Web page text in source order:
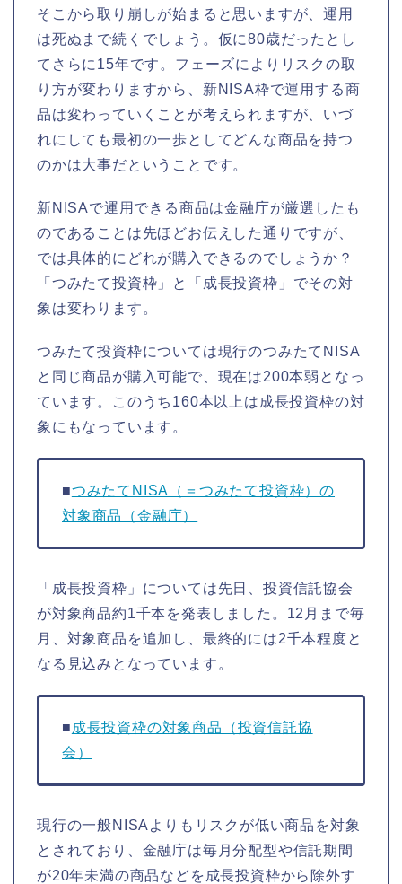
そこから取り崩しが始まると思いますが、運用
は死ぬまで続くでしょう。仮に80歳だったとし
てさらに15年です。フェーズによりリスクの取
り方が変わりますから、新NISA枠で運用する商
品は変わっていくことが考えられますが、いづ
れにしても最初の一歩としてどんな商品を持つ
のかは大事だということです。
新NISAで運用できる商品は金融庁が厳選したも
のであることは先ほどお伝えした通りですが、
では具体的にどれが購入できるのでしょうか？
「つみたて投資枠」と「成長投資枠」でその対
象は変わります。
つみたて投資枠については現行のつみたてNISA
と同じ商品が購入可能で、現在は200本弱となっ
ています。このうち160本以上は成長投資枠の対
象にもなっています。
■つみたてNISA（＝つみたて投資枠）の
対象商品（金融庁）
「成長投資枠」については先日、投資信託協会
が対象商品約1千本を発表しました。12月まで毎
月、対象商品を追加し、最終的には2千本程度と
なる見込みとなっています。
■ 成長投資枠の対象商品（投資信託協
会）
現行の一般NISAよりもリスクが低い商品を対象
とされており、金融庁は毎月分配型や信託期間
が20年未満の商品などを成長投資枠から除外す